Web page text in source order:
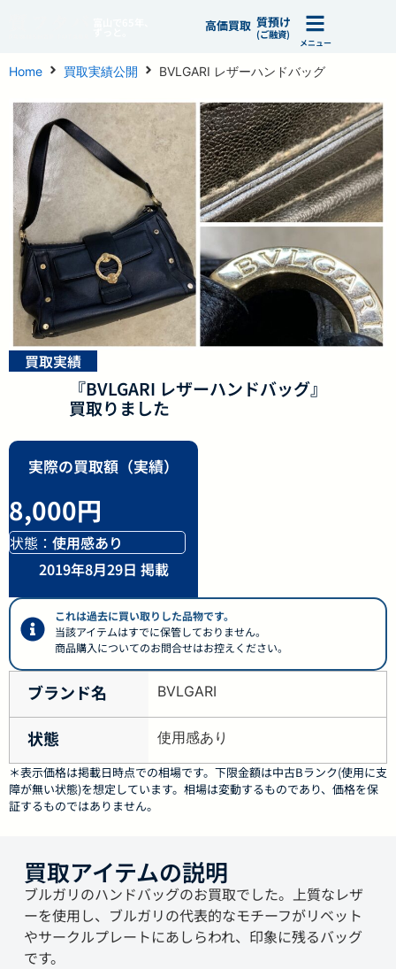
高価買取 質預け
(ご融資)
メニュー
Home 買取実績公開 BVLGARI レザーハンドバッグ
買取実績
『BVLGARI レザーハンドバッグ』
買取りました
実際の買取額（実績）
8,000円
状態： 使用感あり
2019年8月29日 掲載
これは過去に買い取りした品物です。
当該アイテムはすでに保管しておりません。
商品購入についてのお問合せはお控えください。
ブランド名 BVLGARI
状態 使用感あり
＊表示価格は掲載日時点での相場です。下限金額は中古Bランク(使用に支
障が無い状態)を想定しています。相場は変動するものであり、価格を保
証するものではありません。
買取アイテムの説明
ブルガリのハンドバッグのお買取でした。上質なレザ
ーを使用し、ブルガリの代表的なモチーフがリベット
やサークルプレートにあしらわれ、印象に残るバッグ
です。